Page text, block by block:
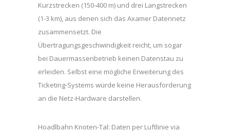
Kurzstrecken (150-400 m) und drei Langstrecken
(1-3 km), aus denen sich das Axamer Datennetz
zusammensetzt. Die
Übertragungsgeschwindigkeit reicht, um sogar
bei Dauermassenbetrieb keinen Datenstau zu
erleiden. Selbst eine mögliche Erweiterung des
Ticketing-Systems würde keine Herausforderung
an die Netz-Hardware darstellen.
Hoadlbahn Knoten-Tal: Daten per Luftlinie via